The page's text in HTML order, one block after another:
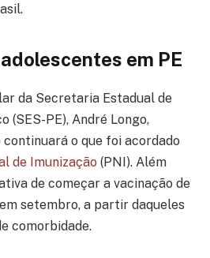
em PE
da Secretaria Estadual de
(SES-PE), André Longo,
o que foi acordado
de Imunização (PNI). Além
de começar a vacinação de
setembro, a partir daqueles
comorbidade.